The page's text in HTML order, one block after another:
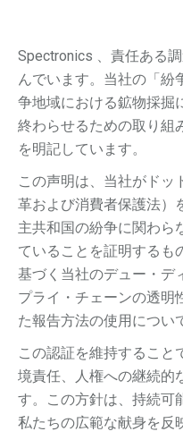
Spectronics 、責任ある
んでいます。当社の「紛
争地域における鉱物採掘
終わらせるための取り組
を明記しています。
この声明は、当社がドッ
革および消費者保護法）
主共和国の紛争に関わら
ていることを証明するも
基づく当社のデュー・デ
プライ・チェーンの透明
た報告方法の使用につい
この認証を維持すること
境責任、人権への継続的
す。この方針は、持続可
私たちの広範な献身を反